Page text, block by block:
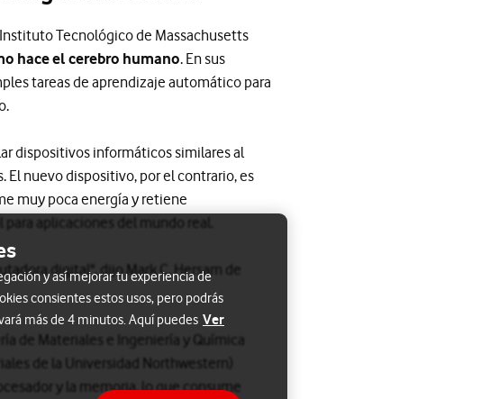
Tecnológico de Massachusetts
hace el cerebro humano. En sus
tareas de aprendizaje automático para
dispositivos informáticos similares al
nuevo dispositivo, por el contrario, es
muy poca energía y retiene
aplicaciones del mundo real.
digital", dijo Mark C. Hersam de
de Materiales e Ingeniería y Química
de la Universidad Northwestern)
y la memoria, lo que consume
y así mejorar tu experiencia de
consientes estos usos, pero podrás
más de 4 minutos. Aquí puedes Ver